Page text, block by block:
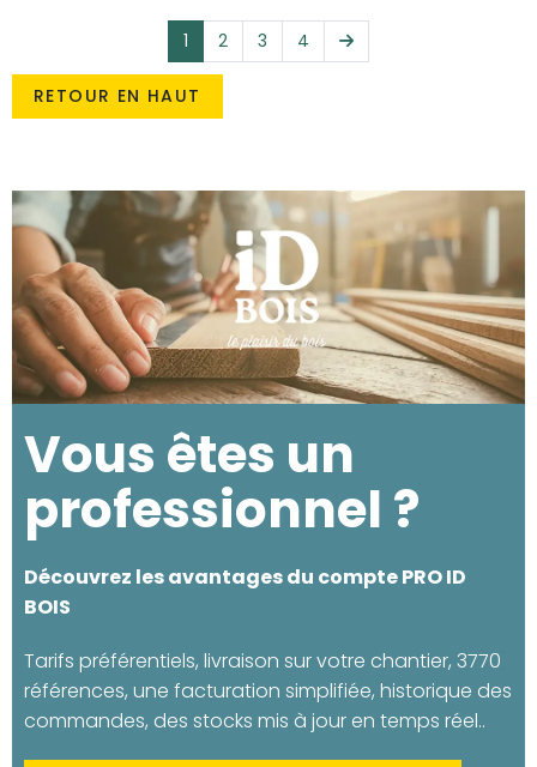
1 2 3 4 Suivant
RETOUR EN HAUT
Vous êtes un
professionnel ?
Découvrez les avantages du compte PRO ID
BOIS
Tarifs préférentiels, livraison sur votre chantier, 3770
références, une facturation simplifiée, historique des
commandes, des stocks mis à jour en temps réel..